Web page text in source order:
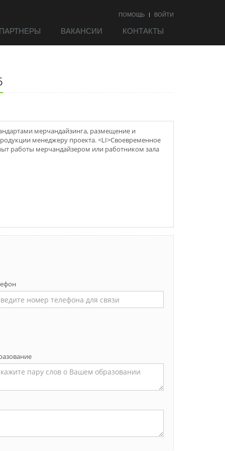
ПОМОЩЬ ВОЙТИ
ВАКАНСИИ КОНТАКТЫ
мерчaндайзинга, размещение и
менеджеру проекта. <LI>Своевременное
работы мерчaндайзером или работником зала